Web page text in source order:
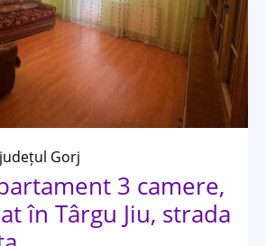
Gorj
3 camere,
în Târgu Jiu, strada